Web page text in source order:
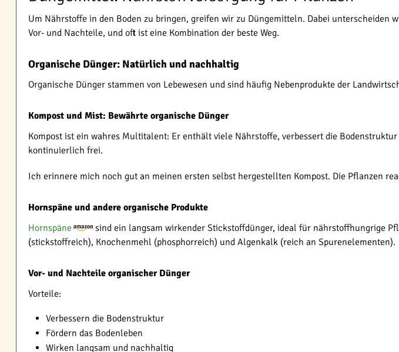
Um Nährstoffe in den Boden zu bringen, greifen wir zu Düngemitteln. Dabei
Vor- und Nachteile, und oft ist eine Kombination der beste Weg.
Organische Dünger: Natürlich und nachhaltig
Organische Dünger stammen von Lebewesen und sind häufig Nebenprodukte der
Kompost und Mist: Bewährte organische Dünger
Kompost ist ein wahres Multitalent: Er enthält viele Nährstoffe, verbessert die
kontinuierlich frei.
Ich erinnere mich noch gut an meinen ersten selbst hergestellten Kompost. Die Pflanzen
Hornspäne und andere organische Produkte
Hornspäne
sind ein langsam wirkender Stickstoffdünger, ideal für nährstoffhungrige
(stickstoffreich), Knochenmehl (phosphorreich) und Algenkalk (reich an Spurenelementen).
Vor- und Nachteile organischer Dünger
Vorteile:
Verbessern die Bodenstruktur
Fördern das Bodenleben
Wirken langsam und nachhaltig